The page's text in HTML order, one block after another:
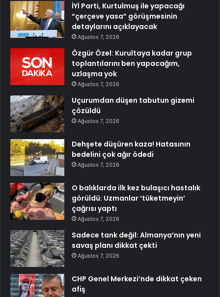
İYİ Parti, Kurtulmuş ile yapacağı
“çerçeve yasa” görüşmesinin
detaylarını açıklayacak
Ağustos 7, 2026
Özgür Özel: Kurultaya kadar grup
toplantılarını ben yapacağım,
uzlaşma yok
Ağustos 7, 2026
Uçurumdan düşen tabutun gizemi
çözüldü
Ağustos 7, 2026
Dehşete düşüren kaza! Hatasının
bedelini çok ağır ödedi
Ağustos 7, 2026
O balıklarda ilk kez bulaşıcı hastalık
görüldü: Uzmanlar ‘tüketmeyin’
çağrısı yaptı
Ağustos 7, 2026
Sadece tank değil: Almanya’nın yeni
savaş planı dikkat çekti
Ağustos 7, 2026
CHP Genel Merkezi’nde dikkat çeken
afiş